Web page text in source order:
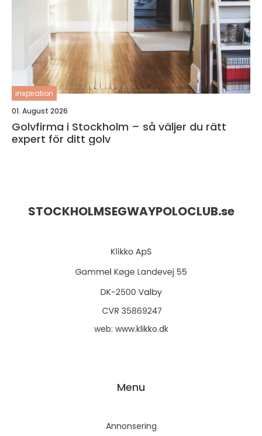
inspiration
01. August 2026
Golvfirma i Stockholm – så väljer du rätt
expert för ditt golv
STOCKHOLMSEGWAYPOLOCLUB.se
web: www.klikko.dk
Menu
Annonsering